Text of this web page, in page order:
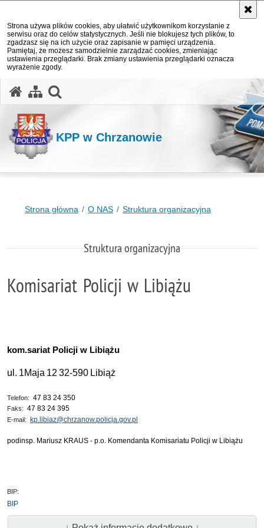
Strona używa plików cookies, aby ułatwić użytkownikom korzystanie z
serwisu oraz do celów statystycznych. Jeśli nie blokujesz tych plików, to
zgadzasz się na ich użycie oraz zapisanie w pamięci urządzenia.
Pamiętaj, że możesz samodzielnie zarządzać cookies, zmieniając
ustawienia przeglądarki. Brak zmiany ustawienia przeglądarki oznacza
wyrażenie zgody.
KPP w Chrzanowie
Strona główna O NAS Struktura organizacyjna
Struktura organizacyjna
Komisariat Policji w Libiążu
kom.sariat Policji w Libiążu
ul. 1Maja 12 32-590 Libiąż
Telefon: 47 83 24 350
Faks: 47 83 24 395
E-mail: kp.libiaz@chrzanow.policja.gov.pl
podinsp. Mariusz KRAUS - p.o. Komendanta Komisariatu Policji w Libiążu
BIP:
BIP